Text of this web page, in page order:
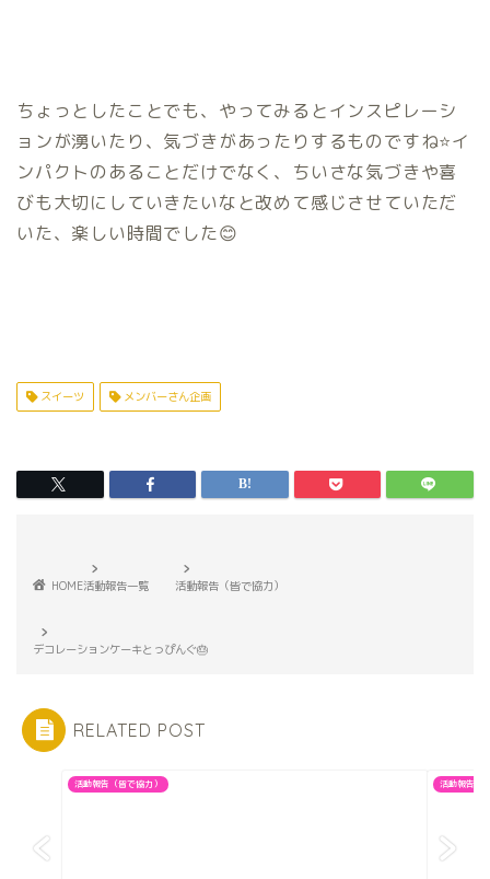
ちょっとしたことでも、やってみるとインスピレーシ
ョンが湧いたり、気づきがあったりするものですね⭐️イ
ンパクトのあることだけでなく、ちいさな気づきや喜
びも大切にしていきたいなと改めて感じさせていただ
いた、楽しい時間でした😊
スイーツ メンバーさん企画
HOME活動報告一覧 活動報告（皆で協力）
デコレーションケーキとっぴんぐ🎂
RELATED POST
活動報告（皆で協力） 活動報告（